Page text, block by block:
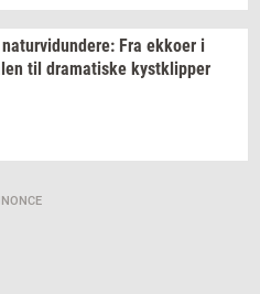
na­tur­vi­dun­de­re: Fra ek­ko­er i
til dra­ma­ti­ske kyst­klip­per